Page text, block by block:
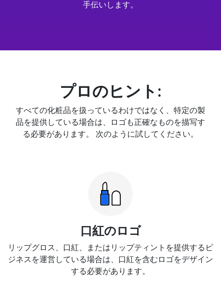
手伝いします。
プロのヒント:
すべての化粧品を扱っているわけではなく、特定の製
品を提供している場合は、ロゴも正確なものを描写す
る必要があります。 次のように試してください。
口紅のロゴ
リップグロス、口紅、またはリップティントを提供するビ
ジネスを運営している場合は、口紅を含むロゴをデザイン
する必要があります。